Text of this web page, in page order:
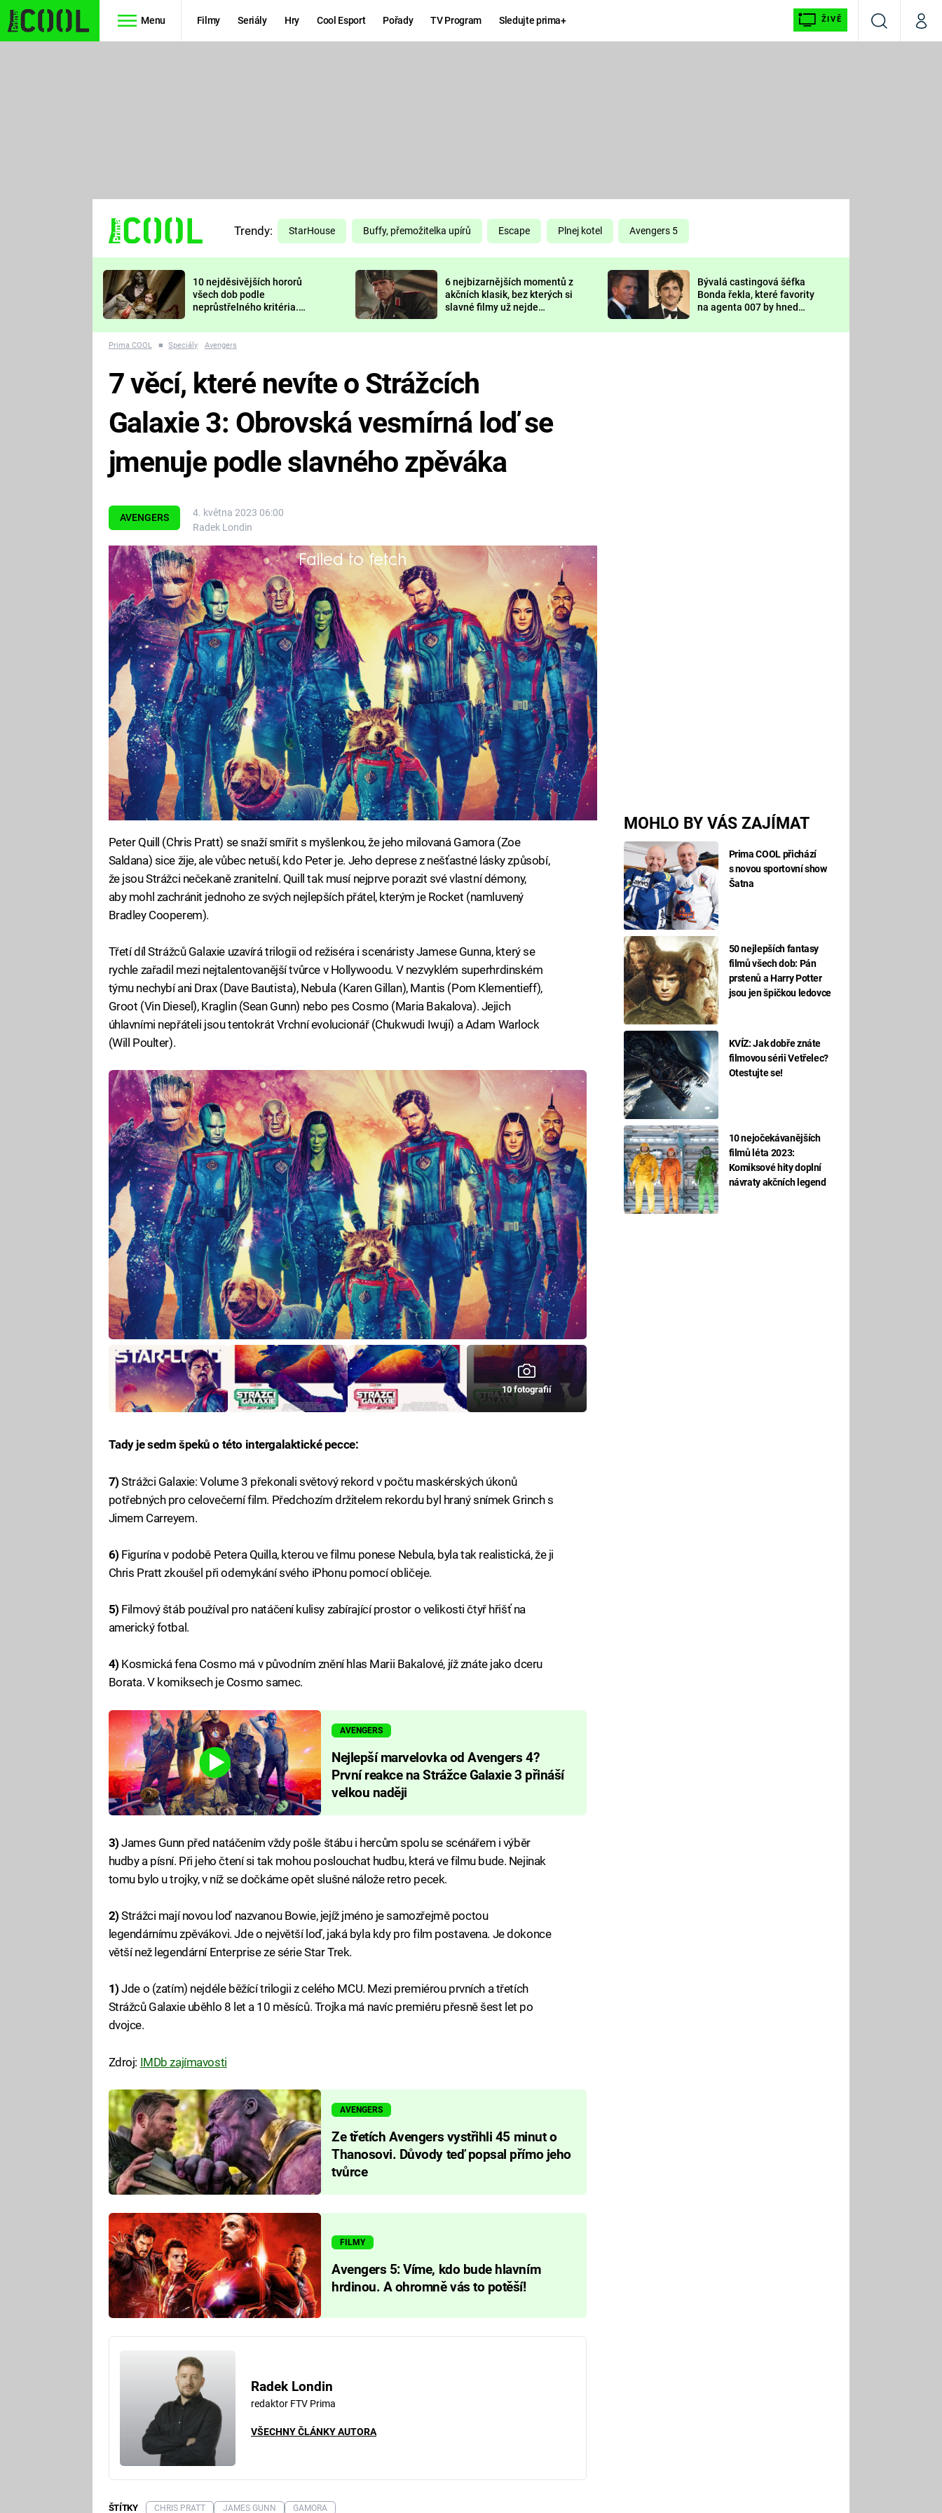
Menu Filmy Seriály Hry Cool Esport Pořady TV Program Sledujte prima+ ŽIVĚ
VyhledáváníMůj
TŘESKU
FUTURAMA
PREDÁTOR
DELIVERANCE
KOMEDIE
CHUCK
NORRIS
DEADPOOL
Prima LAJK
Sledujte nás
Trendy: StarHouse Buffy, přemožitelka upírů Escape Plnej kotel Avengers 5
10 nejděsivějších hororů
všech dob podle
neprůstřelného kritéria.
nejvíc zvednou tep?
6 nejbizarnějších momentů z
akčních klasik, bez kterých si
slavné filmy už nejde
Bývalá castingová šéfka
Bonda řekla, které favority
na agenta 007 by hned
Prima COOL ■ Speciály Avengers
AVENGERS
4. května 2023 06:00
Radek Londin
MOHLO BY VÁS ZAJÍMAT
Prima COOL přichází
s novou sportovní show
Šatna
50 nejlepších fantasy
filmů všech dob: Pán
prstenů a Harry Potter
jsou jen špičkou ledovce
KVÍZ: Jak dobře znáte
filmovou sérii Vetřelec?
Otestujte se!
10 nejočekávanějších
filmů léta 2023:
Komiksové hity doplní
návraty akčních legend
7 věcí, které nevíte o Strážcích
Galaxie 3: Obrovská vesmírná loď se
jmenuje podle slavného zpěváka
Failed to fetch
Vyvrcholení vskutku galaktické trilogie si dokonce připsalo několik
filmových rekordů...
Peter Quill (Chris Pratt) se snaží smířit s myšlenkou, že jeho milovaná Gamora (Zoe
Saldana) sice žije, ale vůbec netuší, kdo Peter je. Jeho deprese z nešťastné lásky způsobí,
že jsou Strážci nečekaně zranitelní. Quill tak musí nejprve porazit své vlastní démony,
aby mohl zachránit jednoho ze svých nejlepších přátel, kterým je Rocket (namluvený
Bradley Cooperem).
Třetí díl Strážců Galaxie uzavírá trilogii od režiséra i scenáristy Jamese Gunna, který se
rychle zařadil mezi nejtalentovanější tvůrce v Hollywoodu. V nezvyklém superhrdinském
týmu nechybí ani Drax (Dave Bautista), Nebula (Karen Gillan), Mantis (Pom Klementieff),
Groot (Vin Diesel), Kraglin (Sean Gunn) nebo pes Cosmo (Maria Bakalova). Jejich
úhlavními nepřáteli jsou tentokrát Vrchní evolucionář (Chukwudi Iwuji) a Adam Warlock
(Will Poulter).
10 fotografií
Tady je sedm špeků o této intergalaktické pecce:
7) Strážci Galaxie: Volume 3 překonali světový rekord v počtu maskérských úkonů
potřebných pro celovečerní film. Předchozím držitelem rekordu byl hraný snímek Grinch s
Jimem Carreyem.
6) Figurína v podobě Petera Quilla, kterou ve filmu ponese Nebula, byla tak realistická, že ji
Chris Pratt zkoušel při odemykání svého iPhonu pomocí obličeje.
5) Filmový štáb používal pro natáčení kulisy zabírající prostor o velikosti čtyř hřišť na
americký fotbal.
4) Kosmická fena Cosmo má v původním znění hlas Marii Bakalové, jíž znáte jako dceru
Borata. V komiksech je Cosmo samec.
AVENGERS
Nejlepší marvelovka od Avengers 4?
První reakce na Strážce Galaxie 3 přináší
velkou naději
3) James Gunn před natáčením vždy pošle štábu i hercům spolu se scénářem i výběr
hudby a písní. Při jeho čtení si tak mohou poslouchat hudbu, která ve filmu bude. Nejinak
tomu bylo u trojky, v níž se dočkáme opět slušné nálože retro pecek.
2) Strážci mají novou loď nazvanou Bowie, jejíž jméno je samozřejmě poctou
legendárnímu zpěvákovi. Jde o největší loď, jaká byla kdy pro film postavena. Je dokonce
větší než legendární Enterprise ze série Star Trek.
1) Jde o (zatím) nejdéle běžící trilogii z celého MCU. Mezi premiérou prvních a třetích
Strážců Galaxie uběhlo 8 let a 10 měsíců. Trojka má navíc premiéru přesně šest let po
dvojce.
Zdroj: IMDb zajímavosti
AVENGERS
Ze třetích Avengers vystřihli 45 minut o
Thanosovi. Důvody teď popsal přímo jeho
tvůrce
FILMY
Avengers 5: Víme, kdo bude hlavním
hrdinou. A ohromně vás to potěší!
Radek Londin
redaktor FTV Prima
VŠECHNY ČLÁNKY AUTORA
ŠTÍTKY CHRIS PRATT JAMES GUNN GAMORA